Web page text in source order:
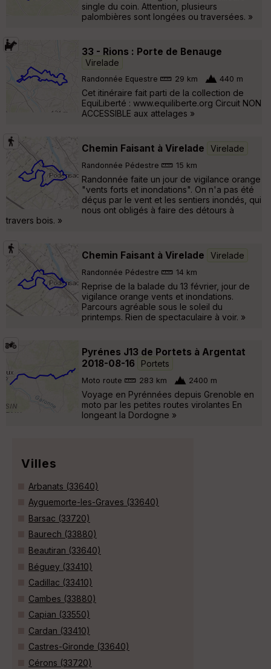
single du coin. Attention, plusieurs
palombières sont longées ou traversées. »
33 - Rions : Porte de Benauge
Virelade
Randonnée Equestre 29 km 440 m
Cet itinéraire fait parti de la collection de
EquiLiberté : www.equiliberte.org Circuit NON
ACCESSIBLE aux attelages »
Chemin Faisant à Virelade Virelade
Randonnée Pédestre 15 km
Randonnée faite un jour de vigilance orange
"vents forts et inondations". On n'a pas été
déçus par le vent et les sentiers inondés, qui
nous ont obligés à faire des détours à
travers bois. »
Chemin Faisant à Virelade Virelade
Randonnée Pédestre 14 km
Reprise de la balade du 13 février, jour de
vigilance orange vents et inondations.
Parcours agréable sous le soleil du
printemps. Rien de spectaculaire à voir. »
Pyrénes J13 de Portets à Argentat
2018-08-16
Portets
Moto route 283 km 2400 m
Voyage en Pyrénnées depuis Grenoble en
moto par les petites routes virolantes En
longeant la Dordogne »
Villes
Arbanats (33640)
Ayguemorte-les-Graves (33640)
Barsac (33720)
Baurech (33880)
Beautiran (33640)
Béguey (33410)
Cadillac (33410)
Cambes (33880)
Capian (33550)
Cardan (33410)
Castres-Gironde (33640)
Cérons (33720)